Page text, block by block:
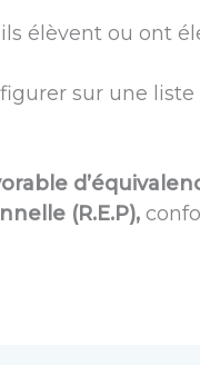
élèvent ou ont
sur une
(R.E.P),